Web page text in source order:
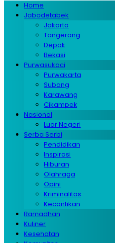
Home
Jabodetabek
Jakarta
Tangerang
Depok
Bekasi
Purwasukaci
Purwakarta
Subang
Karawang
Cikampek
Nasional
Luar Negeri
Serba Serbi
Pendidikan
Inspirasi
Hiburan
Olahraga
Opini
Kriminalitas
Kecantikan
Ramadhan
Kuliner
Kesehatan